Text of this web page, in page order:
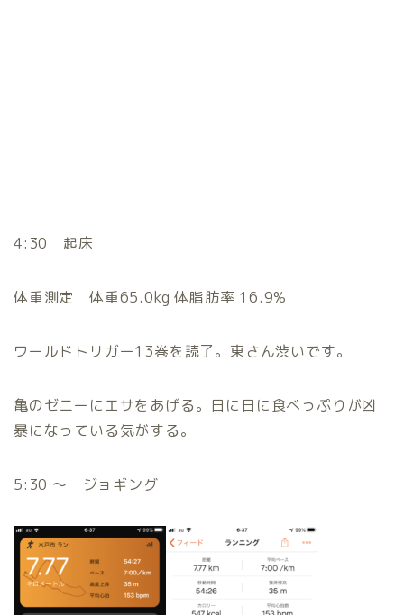
4:30 起床
体重測定 体重65.0kg 体脂肪率 16.9%
ワールドトリガー13巻を読了。東さん渋いです。
亀のゼニーにエサをあげる。日に日に食べっぷりが凶
暴になっている気がする。
5:30 〜 ジョギング